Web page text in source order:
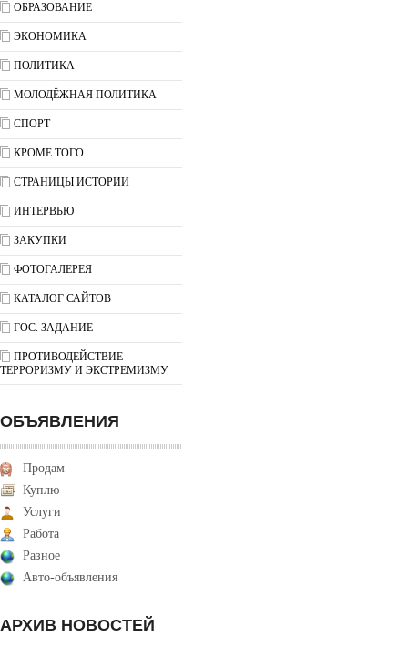
ОБРАЗОВАНИЕ
ЭКОНОМИКА
ПОЛИТИКА
МОЛОДЁЖНАЯ ПОЛИТИКА
СПОРТ
КРОМЕ ТОГО
СТРАНИЦЫ ИСТОРИИ
ИНТЕРВЬЮ
ЗАКУПКИ
ФОТОГАЛЕРЕЯ
КАТАЛОГ САЙТОВ
ГОС. ЗАДАНИЕ
ПРОТИВОДЕЙСТВИЕ
ТЕРРОРИЗМУ И ЭКСТРЕМИЗМУ
ОБЪЯВЛЕНИЯ
Продам
Куплю
Услуги
Работа
Разное
Авто-объявления
АРХИВ НОВОСТЕЙ